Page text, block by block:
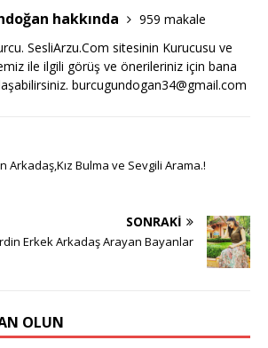
hakkında
959 makale
SesliArzu.Com sitesinin Kurucusu ve
ile ilgili görüş ve önerileriniz için bana
burcugundogan34@gmail.com
Arkadaş,Kız Bulma ve Sevgili Arama.!
SONRAKI
Erkek Arkadaş Arayan Bayanlar
OLUN